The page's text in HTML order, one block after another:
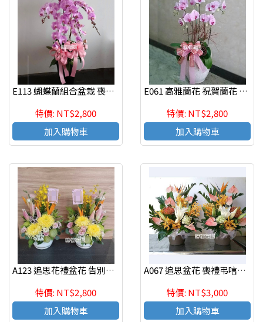
E113 蝴蝶蘭組合盆栽 喪禮弔唁蝴蝶蘭盆栽
特價: NT$2,800
加入購物車
E061 高雅蘭花 祝賀蘭花 喜慶蘭花 開幕 喬遷盆栽
特價: NT$2,800
加入購物車
A123 追思花禮盆花 告別式花禮(一對)
特價: NT$2,800
加入購物車
A067 追思盆花 喪禮弔唁盆花(一對)
特價: NT$3,000
加入購物車